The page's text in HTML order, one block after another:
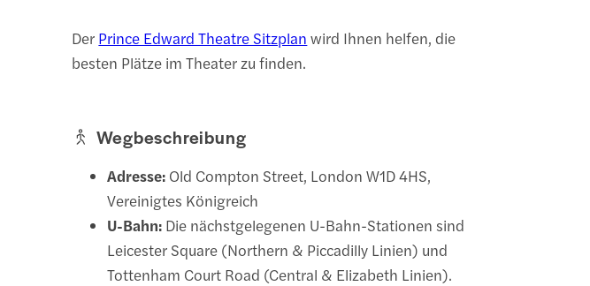
Der Prince Edward Theatre Sitzplan wird Ihnen helfen, die
besten Plätze im Theater zu finden.
Wegbeschreibung
Adresse: Old Compton Street, London W1D 4HS,
Vereinigtes Königreich
U-Bahn: Die nächstgelegenen U-Bahn-Stationen sind
Leicester Square (Northern & Piccadilly Linien) und
Tottenham Court Road (Central & Elizabeth Linien).